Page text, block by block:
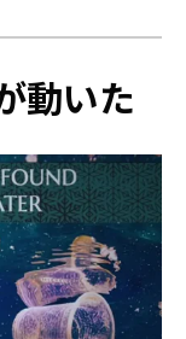
動いた